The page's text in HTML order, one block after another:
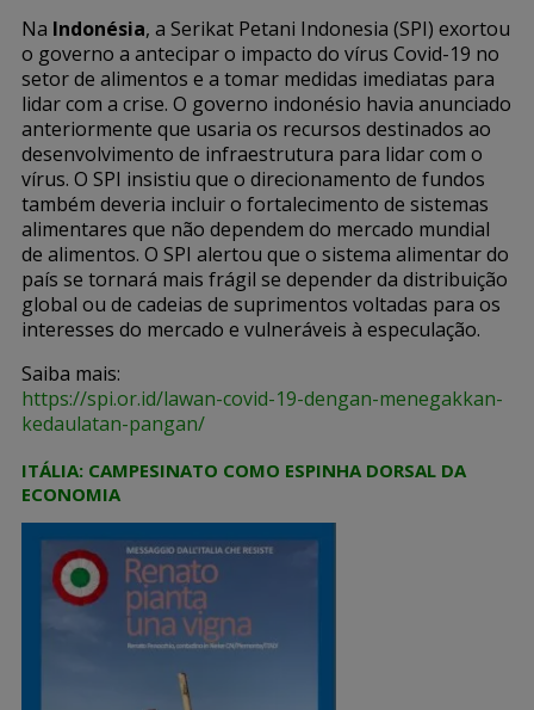
Na Indonésia, a Serikat Petani Indonesia (SPI) exortou
o governo a antecipar o impacto do vírus Covid-19 no
setor de alimentos e a tomar medidas imediatas para
lidar com a crise. O governo indonésio havia anunciado
anteriormente que usaria os recursos destinados ao
desenvolvimento de infraestrutura para lidar com o
vírus. O SPI insistiu que o direcionamento de fundos
também deveria incluir o fortalecimento de sistemas
alimentares que não dependem do mercado mundial
de alimentos. O SPI alertou que o sistema alimentar do
país se tornará mais frágil se depender da distribuição
global ou de cadeias de suprimentos voltadas para os
interesses do mercado e vulneráveis ​​à especulação.
Saiba mais:
https://spi.or.id/lawan-covid-19-dengan-menegakkan-
kedaulatan-pangan/
ITÁLIA: CAMPESINATO COMO ESPINHA DORSAL DA
ECONOMIA